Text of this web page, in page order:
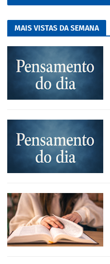
MAIS VISTAS DA SEMANA